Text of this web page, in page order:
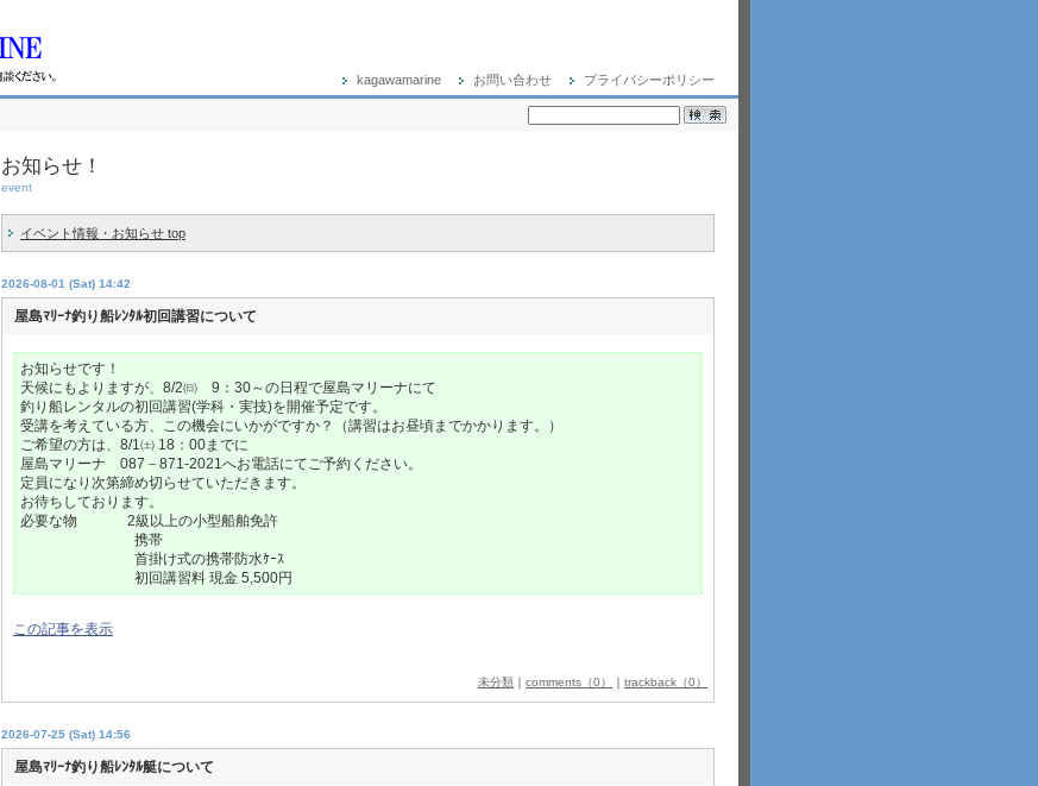
kagawamarine お問い合わせ プライバシーポリシー
お知らせ！
event
イベント情報・お知らせ top
2026-08-01 (Sat) 14:42
屋島ﾏﾘｰﾅ釣り船ﾚﾝﾀﾙ初回講習について
お知らせです！
天候にもよりますが、8/2㈰ 9：30～の日程で屋島マリーナにて
釣り船レンタルの初回講習(学科・実技)を開催予定です。
受講を考えている方、この機会にいかがですか？（講習はお昼頃までかかります。）
ご希望の方は、8/1㈯ 18：00までに
屋島マリーナ 087－871-2021へお電話にてご予約ください。
定員になり次第締め切らせていただきます。
お待ちしております。
必要な物 2級以上の小型船舶免許
携帯
首掛け式の携帯防水ｹｰｽ
初回講習料 現金 5,500円
この記事を表示
未分類 ｜ comments（0） ｜ trackback（0）
2026-07-25 (Sat) 14:56
屋島ﾏﾘｰﾅ釣り船ﾚﾝﾀﾙ艇について